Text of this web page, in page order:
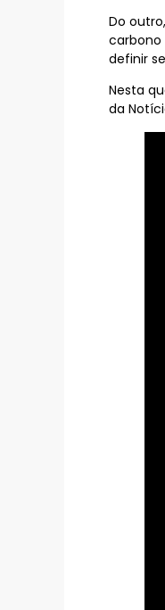
Do
carbono
definir
Nesta
da